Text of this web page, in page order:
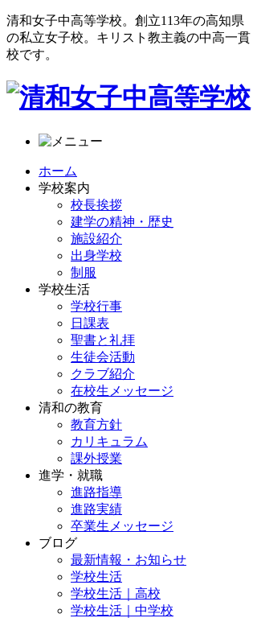
清和女子中高等学校。創立113年の高知県
の私立女子校。キリスト教主義の中高一貫
校です。
ホーム
学校案内
校長挨拶
建学の精神・歴史
施設紹介
出身学校
制服
学校生活
学校行事
日課表
聖書と礼拝
生徒会活動
クラブ紹介
在校生メッセージ
清和の教育
教育方針
カリキュラム
課外授業
進学・就職
進路指導
進路実績
卒業生メッセージ
ブログ
最新情報・お知らせ
学校生活
学校生活｜高校
学校生活｜中学校